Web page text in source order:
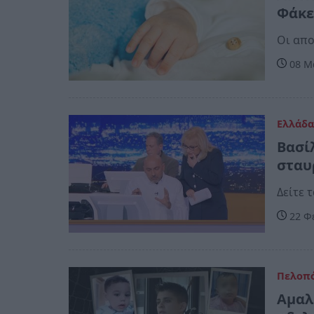
Οι
08
Ελλάδα
Δείτε
22